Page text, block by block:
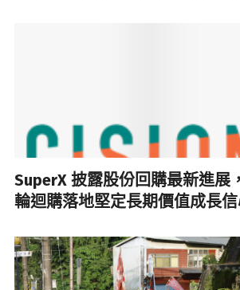
SuperX 披露股份回購最新進展
輪迴購落地堅定長期價值成長